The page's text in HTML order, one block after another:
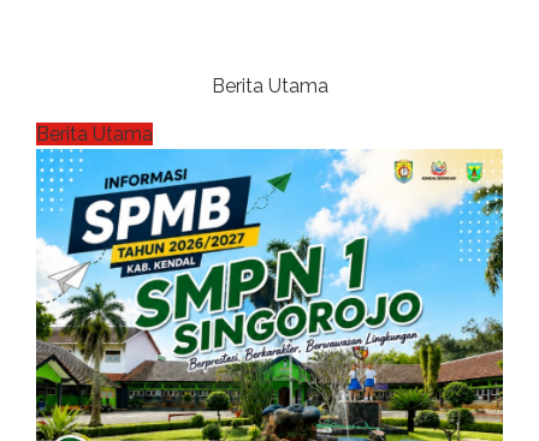
Berita Utama
Berita Utama